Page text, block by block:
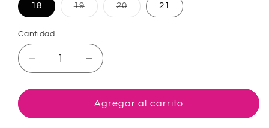
18 19Variante
agotada
20Variante
agotada
21
Cantidad
Cantidad
Reducir
cantidad
para
Urbano
Aumentar
cantidad
para
Tenis
Urbano
Agregar al carrito